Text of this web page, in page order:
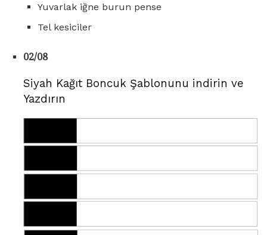
Yuvarlak iğne burun pense
Tel kesiciler
02/08
Siyah Kağıt Boncuk Şablonunu indirin ve
Yazdırın